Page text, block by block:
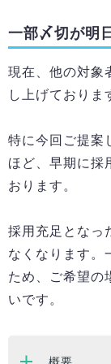
一部〆切が明
現在、他の対象
し上げておりま
特に今回ご提案
ほど、早期に採
おります。
採用充足となっ
なくなります。
ため、ご希望の
いです。